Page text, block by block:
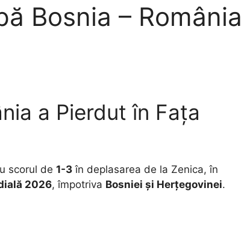
Bosnia – România
a Pierdut în Fața
scorul de 1-3 în deplasarea de la Zenica, în
2026, împotriva Bosniei și Herțegovinei.